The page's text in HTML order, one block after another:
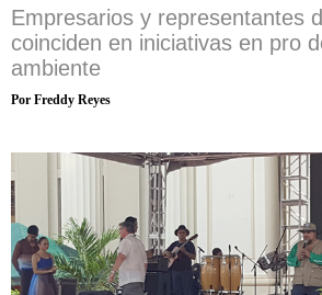
Empresarios y representantes
coinciden en iniciativas en pro
ambiente
Por Freddy Reyes